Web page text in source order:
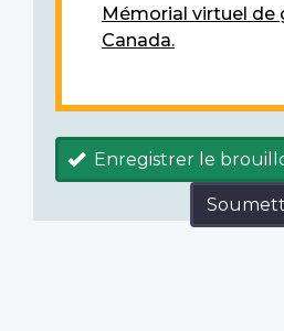
Mémorial virtuel de
Canada.
Enregistrer le